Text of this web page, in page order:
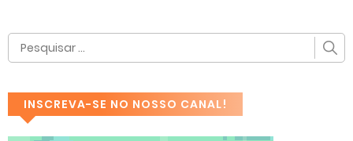
INSCREVA-SE NO NOSSO CANAL!